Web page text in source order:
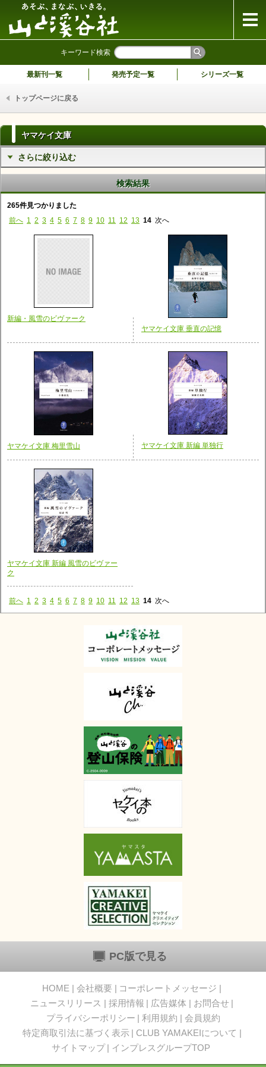
キーワード検索
最新刊一覧 発売予定一覧 シリーズ一覧
トップページに戻る
ヤマケイ文庫
さらに絞り込む
検索結果
265件見つかりました
前へ 1 2 3 4 5 6 7 8 9 10 11 12 13 14 次へ
新編・風雪のビヴァーク
ヤマケイ文庫 垂直の記憶
ヤマケイ文庫 梅里雪山 ヤマケイ文庫 新編 単独行
ヤマケイ文庫 新編 風雪のビヴァー
ク
前へ 1 2 3 4 5 6 7 8 9 10 11 12 13 14 次へ
PC版で見る
HOME 会社概要
コーポレートメッセージ
ニュースリリース
採用情報 広告媒体
お問合せ
プライバシーポリシー
利用規約
会員規約
特定商取引法に基づく表示
CLUB YAMAKEIについて
サイトマップ
インプレスグループTOP